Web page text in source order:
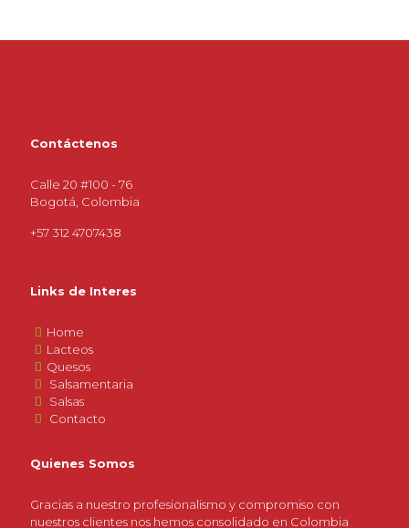
Contáctenos
Calle 20 #100 - 76
Bogotá, Colombia
+57 312 4707438
Links de Interes
Home
Lacteos
Quesos
Salsamentaria
Salsas
Contacto
Quienes Somos
Gracias a nuestro profesionalismo y compromiso con
nuestros clientes nos hemos consolidado en Colombia